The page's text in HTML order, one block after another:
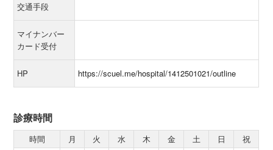
交通手段
マイナンバー
カード受付
HP https://scuel.me/hospital/1412501021/outline
診療時間
時間 月 火 水 木 金 土 日
祝